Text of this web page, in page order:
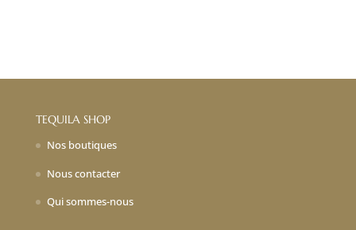
TEQUILA SHOP
Nos boutiques
Nous contacter
Qui sommes-nous